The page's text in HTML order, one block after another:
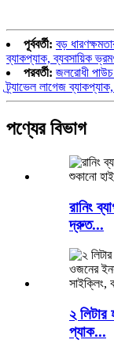
পূর্ববর্তী: বড়
ব্যাকপ্যাক, ব্যবসায়িক
পরবর্তী: জলরোধী
ট্র্যাভেল লাগেজ
পণ্যের বিভাগ
রানিং
দ্রুত...
২
প্যাক...